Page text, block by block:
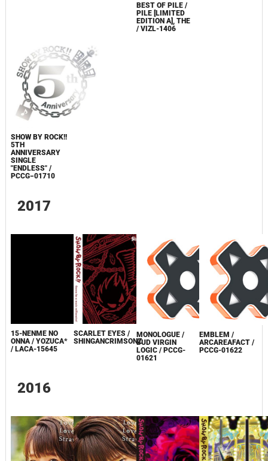
BEST OF PILE /
PILE [LIMITED
EDITION A], THE
/ VIZL-1406
SHOW BY ROCK!!
5TH
ANNIVERSARY
SINGLE
"ENDLESS" /
PCCG−01710
2017
15-NENME NO
ONNA / YOZUCA*
/ LACA-15645
SCARLET EYES /
SHINGANCRIMSONZ
MONOLOGUE /
BUD VIRGIN
LOGIC / PCCG-
01621
EMBLEM /
ARCAREAFACT /
PCCG-01622
2016